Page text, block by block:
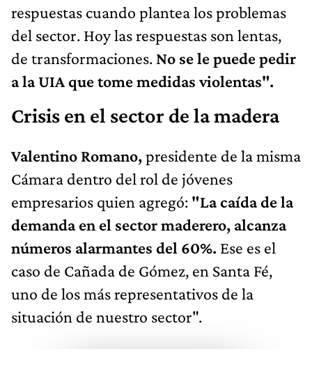
respuestas cuando plantea los problemas
del sector. Hoy las respuestas son lentas,
de transformaciones. No se le puede pedir
a la UIA que tome medidas violentas".
Crisis en el sector de la madera
Valentino Romano,presidente de la misma
Cámara dentro del rol de jóvenes
empresarios quien agregó: "La caída de la
demanda en el sector maderero, alcanza
números alarmantes del 60%. Ese es el
caso de Cañada de Gómez, en Santa Fé,
uno de los más representativos de la
situación de nuestro sector".